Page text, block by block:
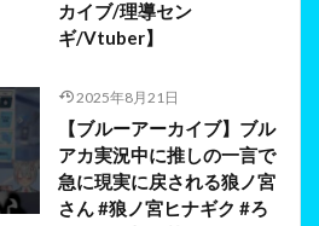
カイブ/理導セン
ギ/Vtuber】
2025年8月21日
【ブルーアーカイブ】ブル
アカ実況中に推しの一言で
急に現実に戻される狼ノ宮
さん #狼ノ宮ヒナギク #ろ